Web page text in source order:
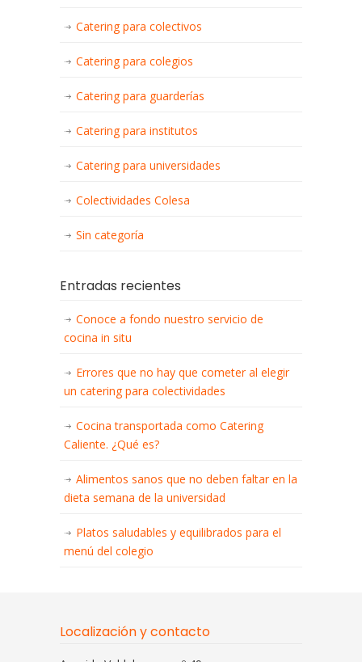
Catering para colectivos
Catering para colegios
Catering para guarderías
Catering para institutos
Catering para universidades
Colectividades Colesa
Sin categoría
Entradas recientes
Conoce a fondo nuestro servicio de
cocina in situ
Errores que no hay que cometer al elegir
un catering para colectividades
Cocina transportada como Catering
Caliente. ¿Qué es?
Alimentos sanos que no deben faltar en la
dieta semana de la universidad
Platos saludables y equilibrados para el
menú del colegio
Localización y contacto